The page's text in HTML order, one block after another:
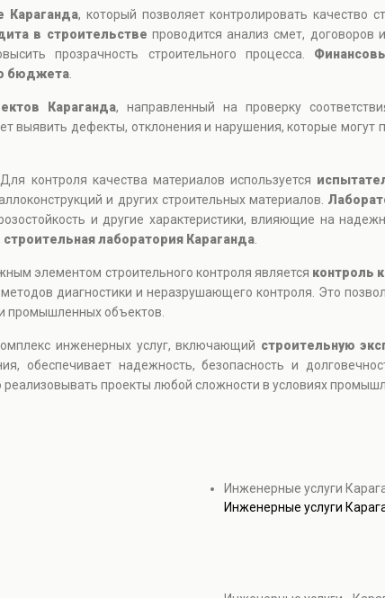
Караганда, который позволяет контролировать качество
в строительстве проводится анализ смет,
прозрачность строительного процесса.
бюджета
Караганда, направленный на проверку
выявить дефекты, отклонения и нарушения, которые могут
контроля качества материалов используется
и других строительных материалов.
и другие характеристики, влияющие на
строительная лаборатория Караганда
элементом строительного контроля является контроль
диагностики и неразрушающего контроля. Это
промышленных объектов.
инженерных услуг, включающий строительную
обеспечивает надежность, безопасность и
проекты любой сложности в условиях
Инженерные услуги
Инженерные услуги